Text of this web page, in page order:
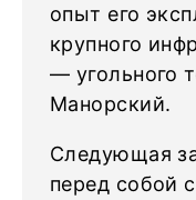
опыт его
крупного
— угольного
Манорский.
Следующая
перед собой